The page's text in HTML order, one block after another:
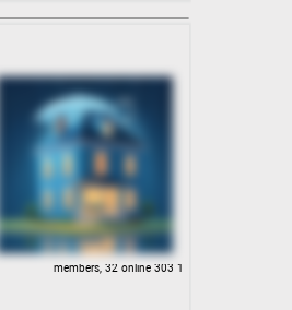
1 303 members, 32 online